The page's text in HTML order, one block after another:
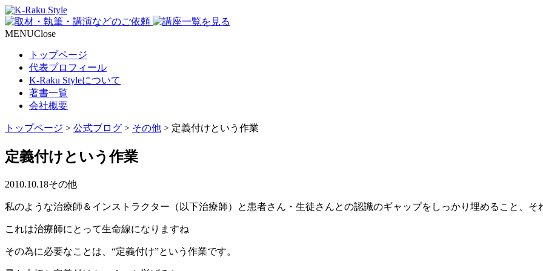
MENUClose
トップページ
代表プロフィール
K-Raku Styleについて
著書一覧
会社概要
トップページ > 公式ブログ > その他 > 定義付けという作業
定義付けという作業
2010.10.18その他
私のような治療師＆インストラクター（以下治療師）と患者さん・生徒さんとの認識のギャップをしっかり埋めること、そ
これは治療師にとって生命線になりますね
その為に必要なことは、“定義付け”という作業です。